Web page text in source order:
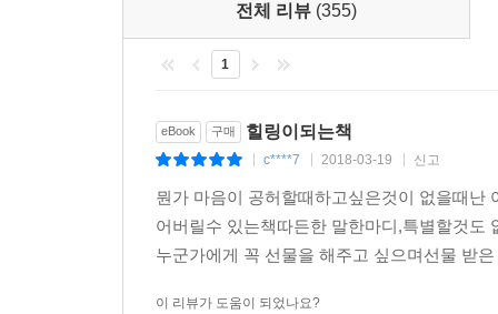
시작은 나와 상관없이 시작되었어도
인연을 어떻게 마무리하는가는
나 자신에게 달렸기 때문입니다.
식당에서 밥을 먹는 중에는 모릅니다.
얼마나 과식했는지 비로소 알게 돼요.
수행은 순간순간 깨어 있는 것에서부터
시작합니다.
먹는 순간 바로 아는 사람은 수행을 많이 한 사람입
전체 리뷰 (355)
1
eBook 구매 힐링이되는책
c****7 2018-03-19 신고
뭔가 마음이 공허할때하고싶은것이 없을때난
어버릴수 있는책따든한 말한마디,특별할것도
누군가에게 꼭 선물을 해주고 싶으며선물 받
이 리뷰가 도움이 되었나요?